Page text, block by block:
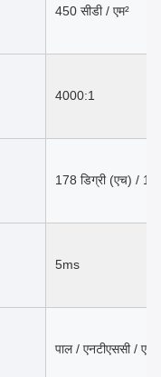
450 सीडी / एम²
4000:1
178 डिग्री (एच) /
5ms
पाल / एनटीएससी /